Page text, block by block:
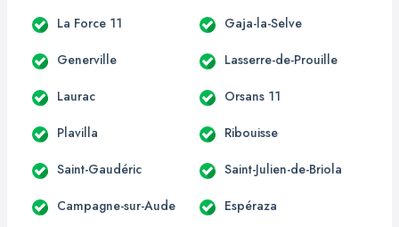
La Force 11 Gaja-la-Selve
Generville Lasserre-de-Prouille
Laurac Orsans 11
Plavilla Ribouisse
Saint-Gaudéric Saint-Julien-de-Briola
Campagne-sur-Aude Espéraza